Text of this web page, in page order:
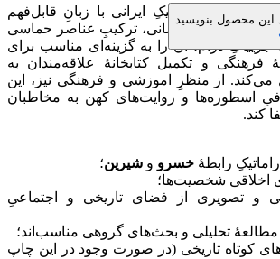
ادبیات کلاسیکِ ایرانی با زبانِ قابل‌فهم
مفاهیمِ انسانی، ترکیبِ عناصر حماسی
جزییاتِ درام، ان را به گزینه‌ای مناسب برای
فرهنگی و تکمیل کتابخانهٔ علاقه‌مندان به
می‌کند. از منظرِ اموزشی و فرهنگی نیز، این
اسطوره‌ها و روایت‌های کهن به مخاطبان
کند.
رابطهٔ خسرو و شیرین؛
اخلاقی شخصیت‌ها؛
و تصویری از فضای تاریخی و اجتماعیِ
تحلیلی و بحث‌های گروهی مناسب‌اند؛
کوتاه تاریخی (در صورت وجود در این چاپ
این محصول بنویسید